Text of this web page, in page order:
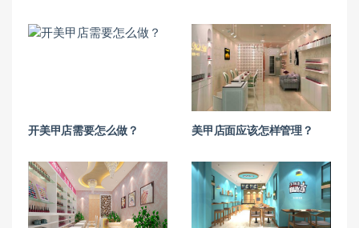
开美甲店需要怎么做？ 美甲店面应该怎样管理？